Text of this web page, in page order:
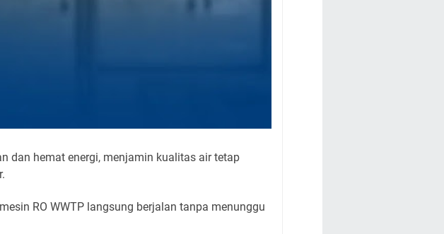
dan hemat energi, menjamin kualitas air tetap
RO WWTP langsung berjalan tanpa menunggu